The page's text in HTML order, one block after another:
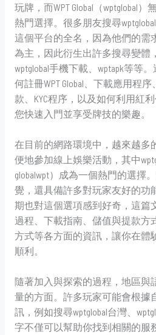
玩牌，而WPT Global（wptglobal
熱門選擇。很多朋友搜尋
這個平台的全名，因為他們的需
為主，因此衍生出許多搜尋變體
wptglobal手機下載、wptapk等等
何註冊WPT Global、下載應用程
款、KYC程序，以及如何利用紅
您快速入門並享受牌技的樂趣。
在目前的網路環境中，越來越多
便地參加線上娛樂活動，其中
globalwpt）成為一個熱門的選擇
覺，還具備許多對玩家友好的功
期也對這個選項感到好奇，這篇
過程、下載指南、儲值與提款方
方式等各方面的資訊，讓你在體
順利。
隨著加入與探索的過程，地區與
量的方面。許多玩家可能會根據
訊，例如搜尋wptglobal台灣、
字不僅可以幫助你找到相關的服